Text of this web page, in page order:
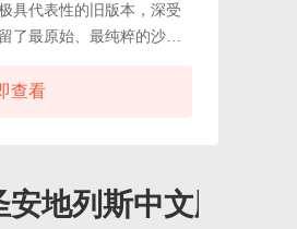
具代表性的旧版本，深受
了最原始、最纯粹的沙盒
下载安装后即可自由进入
，与各种怪物展开激战。
查看
安地列斯中文版